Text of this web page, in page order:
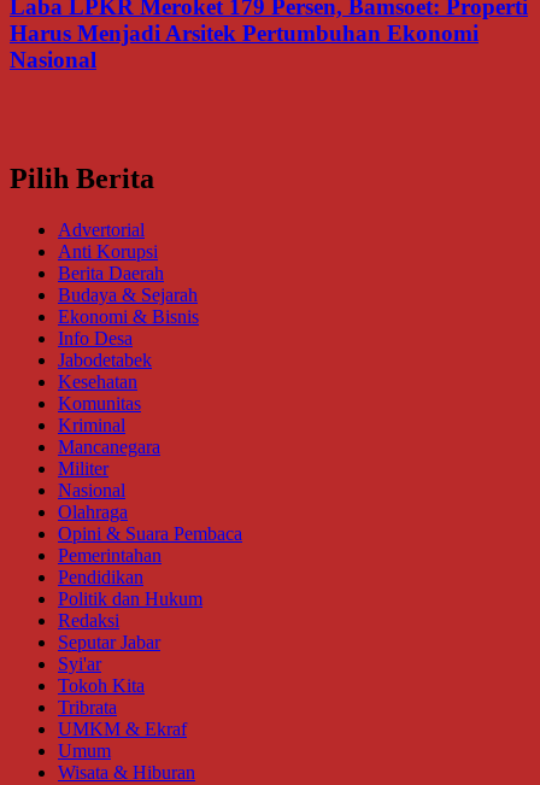
Laba LPKR Meroket 179 Persen, Bamsoet: Properti
Harus Menjadi Arsitek Pertumbuhan Ekonomi
Nasional
Pilih Berita
Advertorial
Anti Korupsi
Berita Daerah
Budaya & Sejarah
Ekonomi & Bisnis
Info Desa
Jabodetabek
Kesehatan
Komunitas
Kriminal
Mancanegara
Militer
Nasional
Olahraga
Opini & Suara Pembaca
Pemerintahan
Pendidikan
Politik dan Hukum
Redaksi
Seputar Jabar
Syi'ar
Tokoh Kita
Tribrata
UMKM & Ekraf
Umum
Wisata & Hiburan